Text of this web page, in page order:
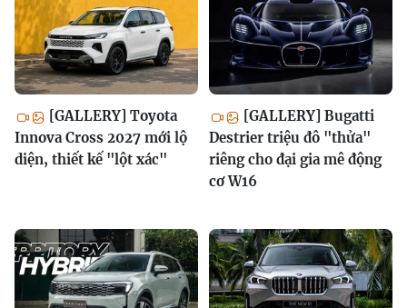
[GALLERY] Toyota
Innova Cross 2027 mới lộ
diện, thiết kế "lột xác"
[GALLERY] Bugatti
Destrier triệu đô "thửa"
riêng cho đại gia mê động
cơ W16